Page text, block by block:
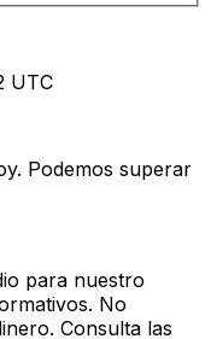
UTC
Podemos superar
para nuestro
No
Consulta las